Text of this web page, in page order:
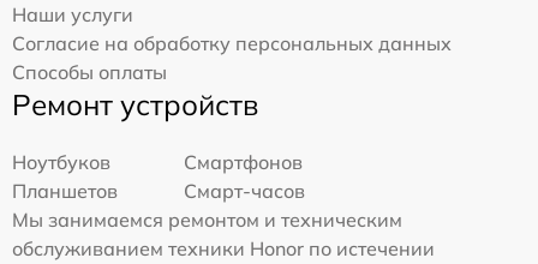
Наши услуги
Согласие на обработку персональных данных
Способы оплаты
Ремонт устройств
Ноутбуков
Смартфонов
Планшетов
Смарт-часов
Мы занимаемся ремонтом и техническим
обслуживанием техники Honor по истечении